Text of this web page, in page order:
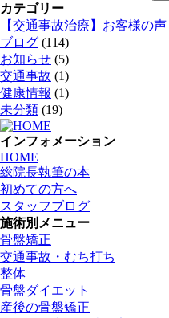
索:
カテゴリー
【交通事故治療】お客様の声
ブログ (114)
お知らせ (5)
交通事故 (1)
健康情報 (1)
未分類 (19)
インフォメーション
HOME
総院長執筆の本
初めての方へ
スタッフブログ
施術別メニュー
骨盤矯正
交通事故・むち打ち
整体
骨盤ダイエット
産後の骨盤矯正